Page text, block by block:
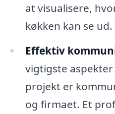
at visualisere,
køkken kan se ud.
Effektiv
vigtigste
projekt er
og firmaet. Et